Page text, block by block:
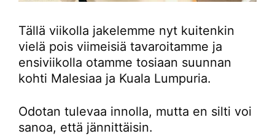
Tällä viikolla jakelemme nyt kuitenkin
vielä pois viimeisiä tavaroitamme ja
ensiviikolla otamme tosiaan suunnan
kohti Malesiaa ja Kuala Lumpuria.
Odotan tulevaa innolla, mutta en silti voi
sanoa, että jännittäisin.